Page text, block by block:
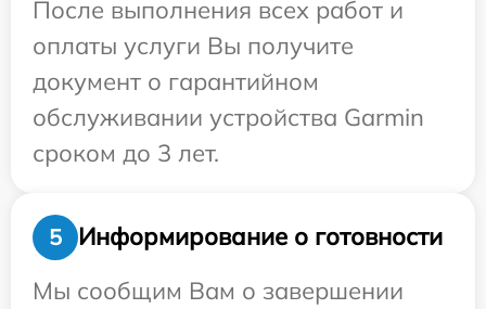
После выполнения всех работ и
оплаты услуги Вы получите
документ о гарантийном
обслуживании устройства Garmin
сроком до 3 лет.
5
Информирование о готовности
Мы сообщим Вам о завершении